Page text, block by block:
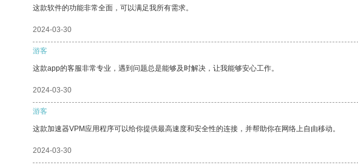
这款软件的功能非常全面，可以满足我所有需求。
2024-03-30
游客
这款app的客服非常专业，遇到问题总是能够及时解决，让我能够安心工作。
2024-03-30
游客
这款加速器VPM应用程序可以给你提供最高速度和安全性的连接，并帮助你在网络上自由移动。
2024-03-30